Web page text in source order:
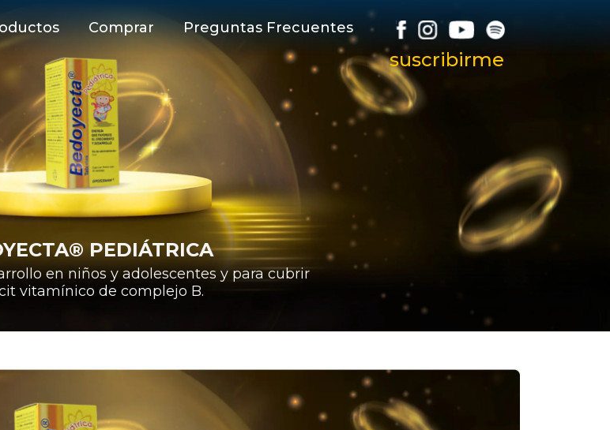
Comprar Preguntas Frecuentes
suscribirme
PEDIÁTRICA
en niños y adolescentes y para cubrir
vitamínico de complejo B.